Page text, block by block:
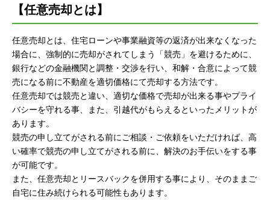
【任意売却とは】
任意売却とは、住宅ローンや事業融資等の返済が出来なくなった
場合に、強制的に売却がされてしまう「競売」を避けるために、
銀行などの金融機関と調整・交渉を行い、和解・合意によって競
売になる前に不動産を適切価格にて売却する方法です。
任意売却では競売と違い、適切な価格で売却が出来る事やプライ
バシーを守れる事、また、引越代がもらえるといったメリットが
あります。
競売の申し立てがされる前にご相談・ご依頼をいただければ、高
い確率で競売の申し立てがされる前に、解決のお手伝いをする事
が可能です。
また、任意売却とリースバックを併用する事により、そのままご
自宅に住み続けられる可能性もあります。